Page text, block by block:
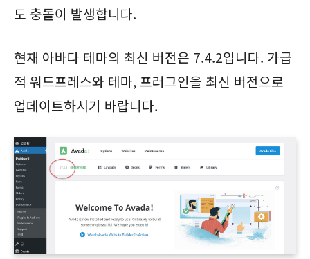
도 충돌이 발생합니다.
현재 아바다 테마의 최신 버전은 7.4.2입니다. 가급
적 워드프레스와 테마, 프러그인을 최신 버전으로
업데이트하시기 바랍니다.